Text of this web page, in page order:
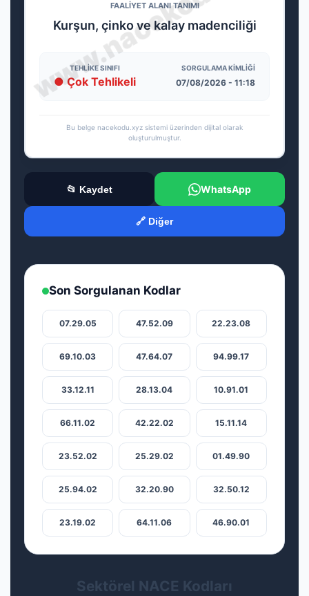
FAALİYET ALANI TANIMI
Kurşun, çinko ve kalay madenciliği
TEHLIKE SINIFI
● Çok Tehlikeli
SORGULAMA KIMLIĞI
07/08/2026 - 11:18
Bu belge nacekodu.xyz sistemi üzerinden dijital olarak
oluşturulmuştur.
📂 Kaydet WhatsApp
🔗 Diğer
Son Sorgulanan Kodlar
07.29.05 47.52.09 22.23.08
69.10.03 47.64.07 94.99.17
33.12.11 28.13.04 10.91.01
66.11.02 42.22.02 15.11.14
23.52.02 25.29.02 01.49.90
25.94.02 32.20.90 32.50.12
23.19.02 64.11.06 46.90.01
Sektörel NACE Kodları